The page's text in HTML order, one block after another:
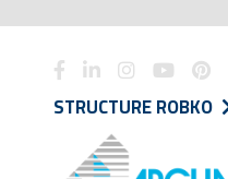
STRUCTURE ROBKO